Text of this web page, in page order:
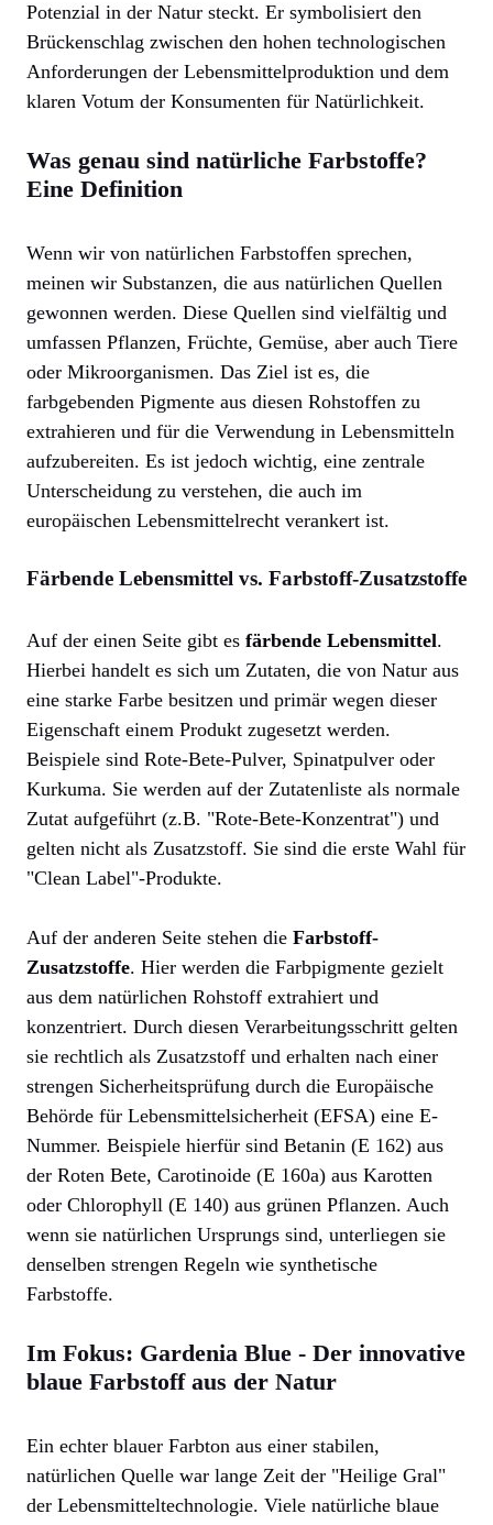
Potenzial in der Natur steckt. Er symbolisiert den
Brückenschlag zwischen den hohen technologischen
Anforderungen der Lebensmittelproduktion und dem
klaren Votum der Konsumenten für Natürlichkeit.
Was genau sind natürliche Farbstoffe?
Eine Definition
Wenn wir von natürlichen Farbstoffen sprechen,
meinen wir Substanzen, die aus natürlichen Quellen
gewonnen werden. Diese Quellen sind vielfältig und
umfassen Pflanzen, Früchte, Gemüse, aber auch Tiere
oder Mikroorganismen. Das Ziel ist es, die
farbgebenden Pigmente aus diesen Rohstoffen zu
extrahieren und für die Verwendung in Lebensmitteln
aufzubereiten. Es ist jedoch wichtig, eine zentrale
Unterscheidung zu verstehen, die auch im
europäischen Lebensmittelrecht verankert ist.
Färbende Lebensmittel vs. Farbstoff-Zusatzstoffe
Auf der einen Seite gibt es färbende Lebensmittel.
Hierbei handelt es sich um Zutaten, die von Natur aus
eine starke Farbe besitzen und primär wegen dieser
Eigenschaft einem Produkt zugesetzt werden.
Beispiele sind Rote-Bete-Pulver, Spinatpulver oder
Kurkuma. Sie werden auf der Zutatenliste als normale
Zutat aufgeführt (z.B. "Rote-Bete-Konzentrat") und
gelten nicht als Zusatzstoff. Sie sind die erste Wahl für
"Clean Label"-Produkte.
Auf der anderen Seite stehen die Farbstoff-
Zusatzstoffe. Hier werden die Farbpigmente gezielt
aus dem natürlichen Rohstoff extrahiert und
konzentriert. Durch diesen Verarbeitungsschritt gelten
sie rechtlich als Zusatzstoff und erhalten nach einer
strengen Sicherheitsprüfung durch die Europäische
Behörde für Lebensmittelsicherheit (EFSA) eine E-
Nummer. Beispiele hierfür sind Betanin (E 162) aus
der Roten Bete, Carotinoide (E 160a) aus Karotten
oder Chlorophyll (E 140) aus grünen Pflanzen. Auch
wenn sie natürlichen Ursprungs sind, unterliegen sie
denselben strengen Regeln wie synthetische
Farbstoffe.
Im Fokus: Gardenia Blue - Der innovative
blaue Farbstoff aus der Natur
Ein echter blauer Farbton aus einer stabilen,
natürlichen Quelle war lange Zeit der "Heilige Gral"
der Lebensmitteltechnologie. Viele natürliche blaue